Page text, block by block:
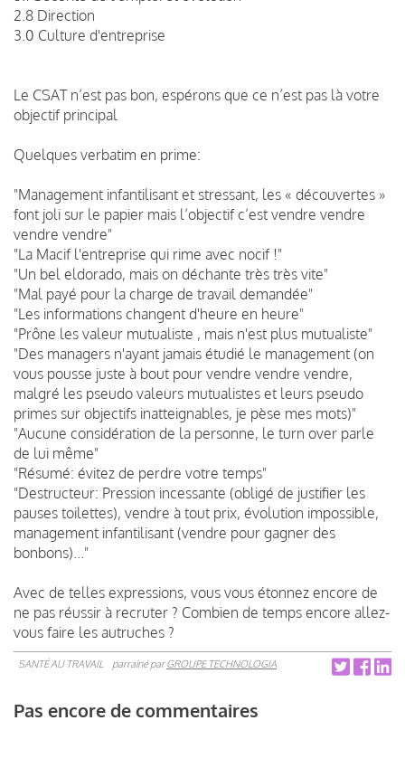
2.8 Direction
3.0 Culture d'entreprise
Le CSAT n’est pas bon, espérons que ce n’est pas là votre
objectif principal
Quelques verbatim en prime:
"Management infantilisant et stressant, les « découvertes »
font joli sur le papier mais l’objectif c’est vendre vendre
vendre vendre"
"La Macif l'entreprise qui rime avec nocif !"
"Un bel eldorado, mais on déchante très très vite"
"Mal payé pour la charge de travail demandée"
"Les informations changent d'heure en heure"
"Prône les valeur mutualiste , mais n'est plus mutualiste"
"Des managers n'ayant jamais étudié le management (on
vous pousse juste à bout pour vendre vendre vendre,
malgré les pseudo valeurs mutualistes et leurs pseudo
primes sur objectifs inatteignables, je pèse mes mots)"
"Aucune considération de la personne, le turn over parle
de lui même"
"Résumé: évitez de perdre votre temps"
"Destructeur: Pression incessante (obligé de justifier les
pauses toilettes), vendre à tout prix, évolution impossible,
management infantilisant (vendre pour gagner des
bonbons)..."
Avec de telles expressions, vous vous étonnez encore de
ne pas réussir à recruter ? Combien de temps encore allez-
vous faire les autruches ?
SANTÉ AU TRAVAIL parrainé parGROUPE TECHNOLOGIA
Pas encore de commentaires